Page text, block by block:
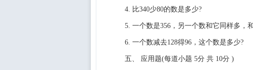
4. 比340少80的数是多少?
5. 一个数是356，另一个数和它同样多，
6. 一个数减去128得96，这个数是多少?
五、 应用题(每道小题 5分 共 10分 )